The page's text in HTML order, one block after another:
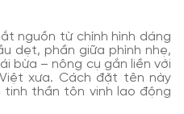
nguồn từ chính hình dáng
dẹt, phần giữa phình nhẹ,
bừa – nông cụ gắn liền với
xưa. Cách đặt tên này
tinh thần tôn vinh lao động